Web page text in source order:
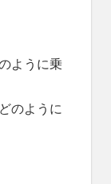
ように乗
のように